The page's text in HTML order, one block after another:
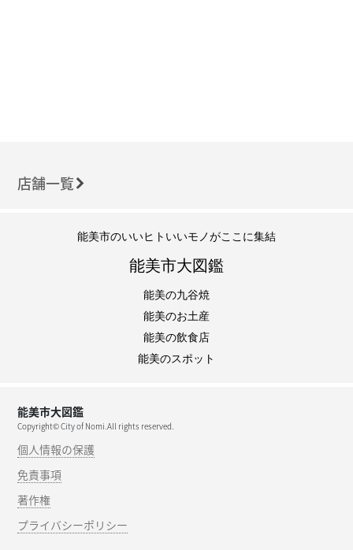
店舗一覧
能美市のいいヒトいいモノがここに集結
能美市大図鑑
能美の九谷焼
能美のお土産
能美の飲食店
能美のスポット
能美市大図鑑
Copyright© City of Nomi.All rights reserved.
個人情報の保護
免責事項
著作権
プライバシーポリシー